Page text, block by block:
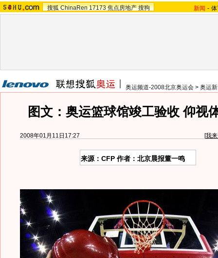
搜狐 ChinaRen 17173 焦点房地产 搜狗 新闻 -
奥运频道-2008北京奥运会 > 奥运
图文：奥运篮球馆竣工验收 仰视
2008年01月11日17:27 [我
来源：CFP 作者：北京晨报董一鸣